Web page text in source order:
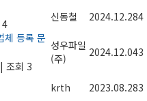
4
신동철 2024.12.284
체 등록 문
| 조회 3
성우파일
(주)
2024.12.043
krth 2023.08.283